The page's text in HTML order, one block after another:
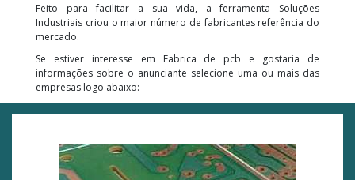
Feito para facilitar a sua vida, a ferramenta Soluções
Industriais criou o maior número de fabricantes referência do
mercado.
Se estiver interesse em Fabrica de pcb e gostaria de
informações sobre o anunciante selecione uma ou mais das
empresas logo abaixo: